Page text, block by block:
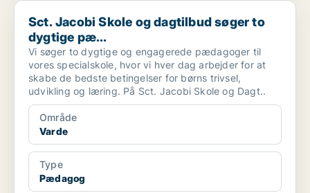
Sct. Jacobi Skole og dagtilbud søger to dygtige pæ...
Sct. Jacobi Skole og dagtilbud søger to
dygtige pæ...
Vi søger to dygtige og engagerede pædagoger til
vores specialskole, hvor vi hver dag arbejder for at
skabe de bedste betingelser for børns trivsel,
udvikling og læring. På Sct. Jacobi Skole og Dagt..
Område
Varde
Type
Pædagog